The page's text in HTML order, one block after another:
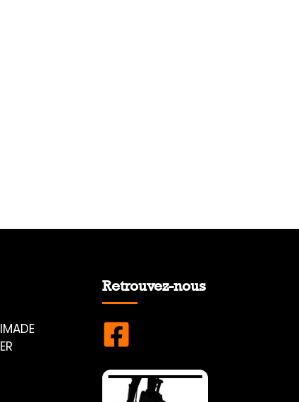
Retrouvez-nous